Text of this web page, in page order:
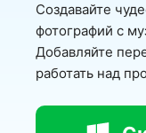
Создавайте
фотографий с
Добавляйте
работать над